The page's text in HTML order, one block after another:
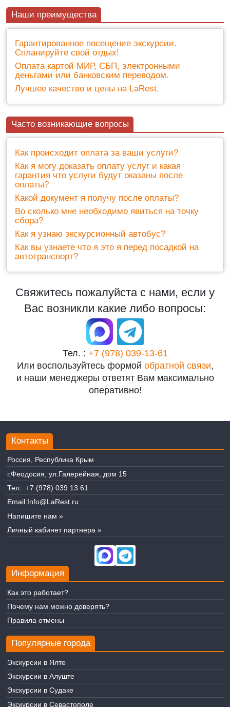
Наши преимущества
Гарантированное посещение экскурсии.
Спланируйте свой отдых!
Оплата картой МИР, СБП, электронными
деньгами или банковским переводом.
Лучшее качество и цены на LaRest.
Часто возникающие вопросы
Как происходит оплата за ваши услуги?
Как я могу доказать оплату услуг и какая
гарантия что услуги будут оказаны после
оплаты?
Какой документ я получу после оплаты?
Во сколько мне необходимо явиться на точку
сбора?
Как я узнаю экскурсионный автобус?
Как вы узнаете что я это я перед посадкой на
автотранспорт?
Свяжитесь пожалуйста с нами, если у
Вас возникли какие либо вопросы:
Тел. : +7 (978) 039-13-61
Или воспользуйтесь формой обратной связи,
и наши менеджеры ответят Вам максимально
оперативно!
Контакты
Россия, Республика Крым
г.Феодосия, ул.Галерейная, дом 15
Тел.: +7 (978) 039 13 61
Email:Info@LaRest.ru
Напишите нам »
Личный кабинет партнера »
Информация
Как это работает?
Почему нам можно доверять?
Правила отмены
Популярные города
Экскурсии в Ялте
Экскурсии в Алуште
Экскурсии в Судаке
Экскурсии в Севастополе